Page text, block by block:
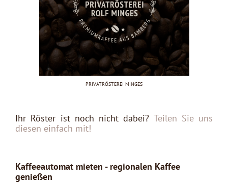
PRIVATRÖSTEREI MINGES
Ihr Röster ist noch nicht dabei? Teilen Sie uns
diesen einfach mit!
Kaffeeautomat mieten - regionalen Kaffee
genießen